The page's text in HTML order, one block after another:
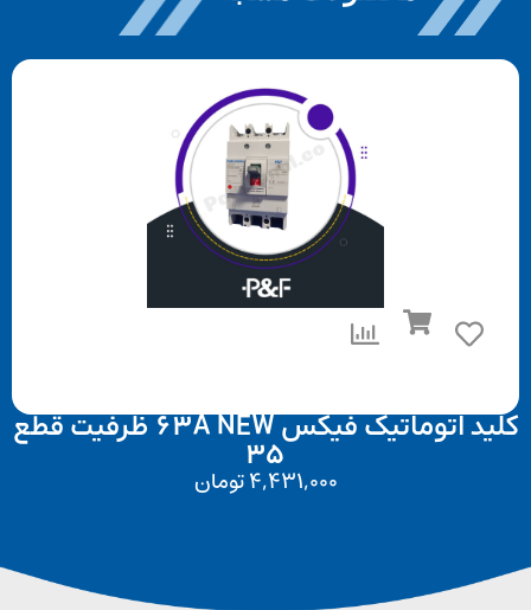
کلید اتوماتیک فیکس 63A NEW ظرفیت قطع
4,431,000تومان